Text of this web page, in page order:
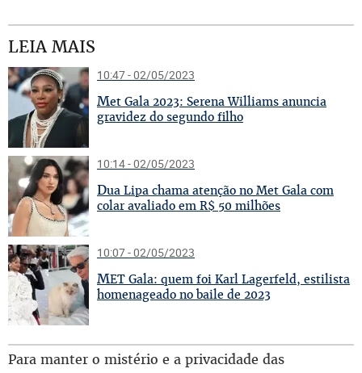
LEIA MAIS
10:47 - 02/05/2023
Met Gala 2023: Serena Williams anuncia
gravidez do segundo filho
10:14 - 02/05/2023
Dua Lipa chama atenção no Met Gala com
colar avaliado em R$ 50 milhões
10:07 - 02/05/2023
MET Gala: quem foi Karl Lagerfeld, estilista
homenageado no baile de 2023
Para manter o mistério e a privacidade das